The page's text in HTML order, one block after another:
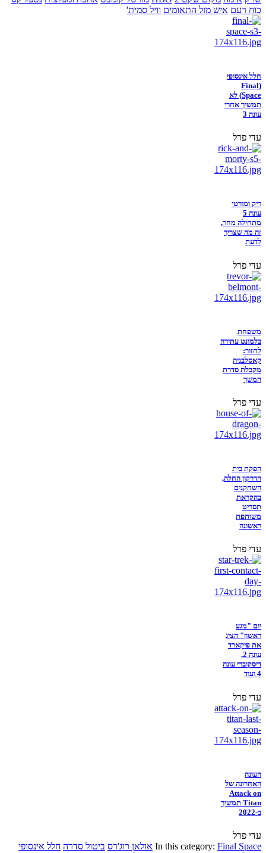
כוח רעם איש מזל התאומים וויל סמית'
חלל אינסופי
(Final
Space) לא
תמשיך אחרי
עונה 3
עדי פרל
ריק ומורטי
עונה 5
מתחילה מחר,
זה מה שצריך
לדעת
עדי פרל
משפחת
בלמונט עתידה
לחזור:
קאסלבניה
מקבלת סדרת
המשך
עדי פרל
הפקת בית
הדרקון החלה,
השחקנים
בהקראת
תסריט
משותפת
ראשונה
עדי פרל
יום "מגע
ראשון" הציג
את פיקארד
עונה 2,
דיסקוברי עונה
4 ועוד
עדי פרל
העונה
האחרונה של
Attack on
Titan תמשיך
ב-2022
עדי פרל
In this category: Final Space אולאן רוג'רס ביטול סדרה חלל אינסופי